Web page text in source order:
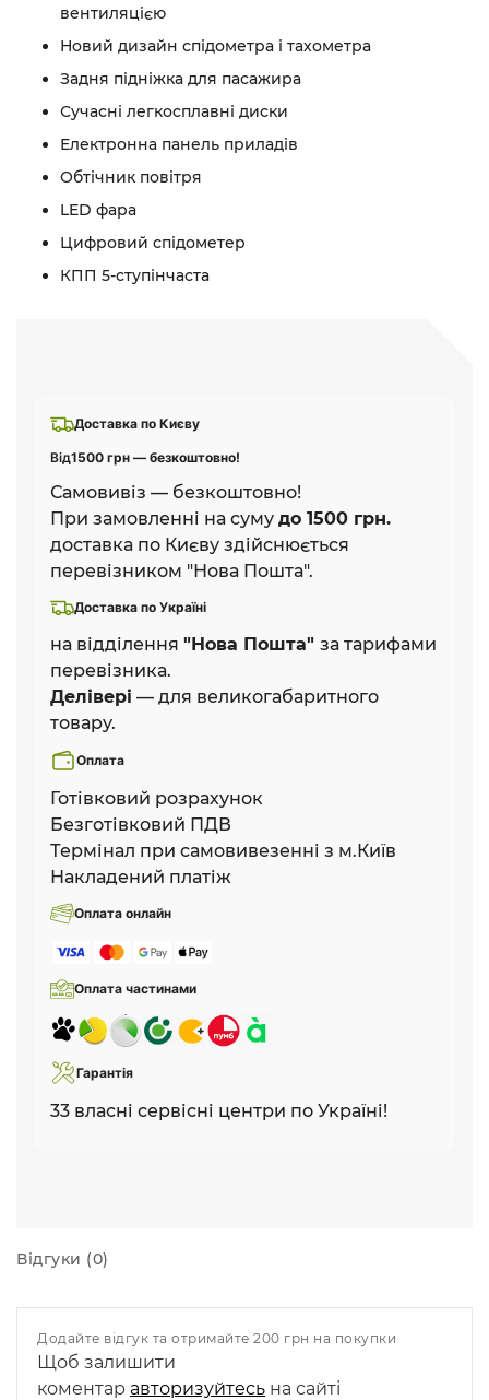
Доставка по Києву
Від1500 грн — безкоштовно!
Самовивіз — безкоштовно!
При замовленні на суму до 1500 грн.
доставка по Києву здійснюється
перевізником "Нова Пошта".
Доставка по Україні
на відділення "Нова Пошта" за тарифами
перевізника.
Делівері — для великогабаритного
товару.
Оплата
Готівковий розрахунок
Безготівковий ПДВ
Термінал при самовивезенні з м.Київ
Накладений платіж
Оплата онлайн
Оплата частинами
Гарантія
33 власні сервісні центри по Україні!
вентиляцією
Новий дизайн спідометра і тахометра
Задня підніжка для пасажира
Сучасні легкосплавні диски
Електронна панель приладів
Обтічник повітря
LED фара
Цифровий спідометер
КПП 5-ступінчаста
Відгуки (0)
Додайте відгук та отримайте 200 грн на покупки
Щоб залишити
коментар авторизуйтесь на сайті